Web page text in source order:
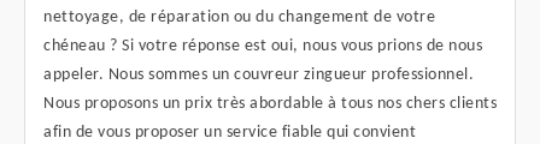
nettoyage, de réparation ou du changement de votre
chéneau ? Si votre réponse est oui, nous vous prions de nous
appeler. Nous sommes un couvreur zingueur professionnel.
Nous proposons un prix très abordable à tous nos chers clients
afin de vous proposer un service fiable qui convient